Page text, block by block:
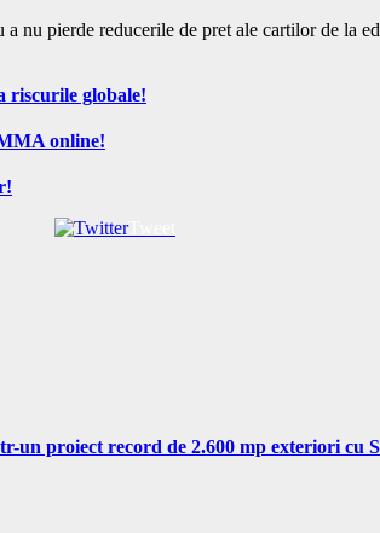
nu pierde reducerile de pret ale cartilor de la
riscurile globale!
online!
Tweet
un proiect record de 2.600 mp exteriori cu